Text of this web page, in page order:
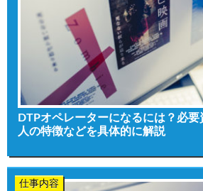
DTPオペレーターになるには？必
人の特徴などを具体的に解説
仕事内容